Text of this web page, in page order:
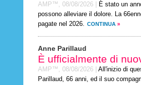
AMP™, 08/08/2026
È stato un
possono alleviare il dolore. La
pagate nel 2026. CONTINUA »
Anne Parillaud
È ufficialmente di
AMP™, 08/08/2026
All'inizio di
Parillaud, 66 anni, ed il suo